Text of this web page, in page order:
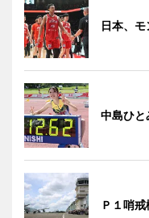
日本、
中島ひと
Ｐ１哨